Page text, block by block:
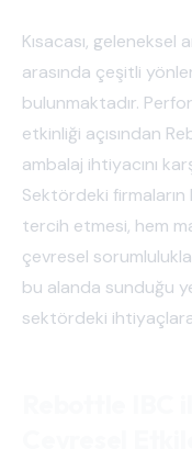
Kısacası,
arasında çeşitli
bulunmaktadır.
etkinliği açısından
ambalaj ihtiyacını
Sektördeki
tercih etmesi, hem
çevresel
bu alanda sunduğu
sektördeki